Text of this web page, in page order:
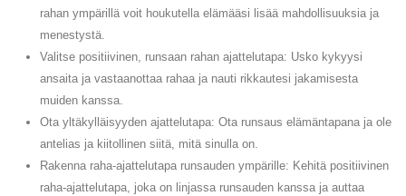
rahan ympärillä voit houkutella elämääsi lisää mahdollisuuksia ja
menestystä.
Valitse positiivinen, runsaan rahan ajattelutapa: Usko kykyysi
ansaita ja vastaanottaa rahaa ja nauti rikkautesi jakamisesta
muiden kanssa.
Ota yltäkylläisyyden ajattelutapa: Ota runsaus elämäntapana ja ole
antelias ja kiitollinen siitä, mitä sinulla on.
Rakenna raha-ajattelutapa runsauden ympärille: Kehitä positiivinen
raha-ajattelutapa, joka on linjassa runsauden kanssa ja auttaa